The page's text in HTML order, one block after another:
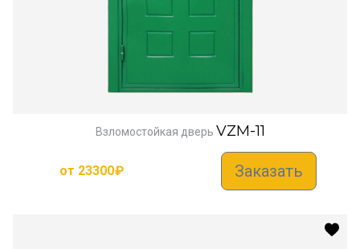
Взломостойкая дверь VZM-11
от 23300₽ Заказать